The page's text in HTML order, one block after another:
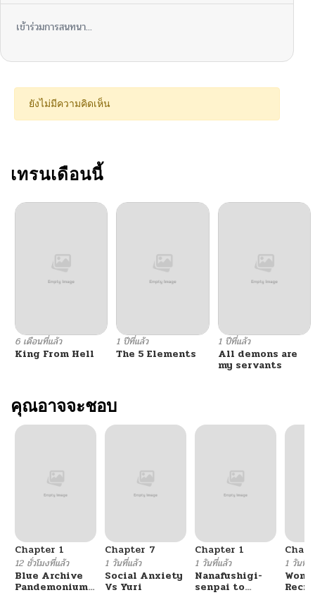
เข้าร่วมการสนทนา...
ยังไม่มีความคิดเห็น
เทรนเดือนนี้
6 เดือนที่แล้ว
King From Hell
1 ปีที่แล้ว
The 5 Elements
1 ปีที่แล้ว
All demons are
my servants
คุณอาจจะชอบ
Chapter 1
12 ชั่วโมงที่แล้ว
Blue Archive
Pandemonium
Chapter 7
1 วันที่แล้ว
Social Anxiety
Vs Yuri
Chapter 1
1 วันที่แล้ว
Nanafushigi-
senpai to
1 วันที่แ